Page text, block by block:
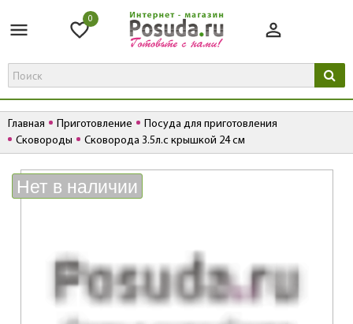
0
Главная Приготовление
Посуда для приготовления
Сковороды
Сковорода 3.5л.с крышкой 24 см
Нет в наличии